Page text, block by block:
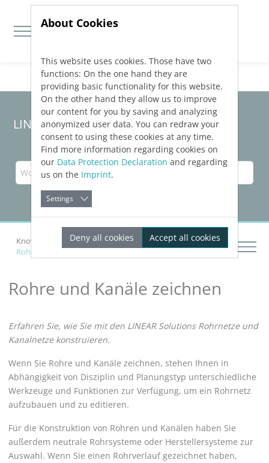
Jump directly to main navigation
Jump directly to content
LINEAR Solutions26für AutoCAD
Knowledge Base AutoCAD
Netze zeichnen
Rohre und Kanäle zeichnen
Rohre und Kanäle zeichnen
Erfahren Sie, wie Sie mit den LINEAR SolutionsRohrnetze und
Kanalnetze konstruieren.
Wenn Sie Rohre und Kanäle zeichnen, stehen Ihnen in
Abhängigkeit von Disziplin und Planungstyp unterschiedliche
Werkzeuge und Funktionen zur Verfügung, um ein Rohrnetz
aufzubauen und zu editieren.
Für die Konstruktion von Rohren und Kanälen haben Sie
außerdem neutrale Rohrsysteme oder Herstellersysteme zur
Auswahl. Wenn Sie einen Rohrverlauf gezeichnet haben,
About Cookies
This website uses cookies. Those have two
functions: On the one hand they are
providing basic functionality for this website.
On the other hand they allow us to improve
our content for you by saving and analyzing
anonymized user data. You can redraw your
consent to using these cookies at any time.
Find more information regarding cookies on
our Data Protection Declaration and regarding
us on the Imprint.
Settings
Deny all cookies Accept all cookies